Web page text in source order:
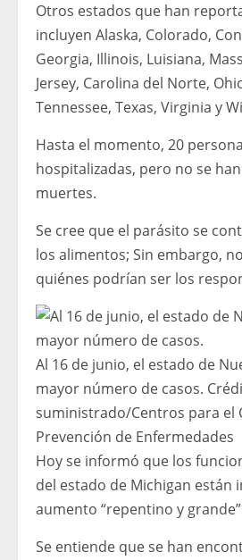
Otros estados que han
incluyen Alaska, Colorado,
Georgia, Illinois, Luisiana,
Jersey, Carolina del Norte,
Tennessee, Texas, Virginia y
Hasta el momento, 20
hospitalizadas, pero no se
muertes.
Se cree que el parásito se
los alimentos; Sin embargo,
quiénes podrían ser los
Al 16 de junio, el estado de
mayor número de casos.
suministrado/Centros para el
Prevención de Enfermedades
Hoy se informó que los
del estado de Michigan están
aumento “repentino y
Se entiende que se han